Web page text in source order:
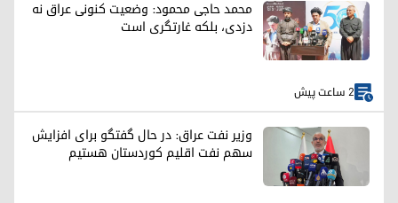
محمد حاجی محمود: وضعیت کنونی عراق نه
دزدی، بلکه غارتگری است
2 ساعت پیش
وزیر نفت عراق: در حال گفتگو برای افزایش
سهم نفت اقلیم کوردستان هستیم